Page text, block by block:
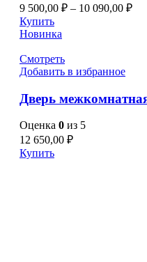
9 500,00 ₽ – 10 090,00 ₽
Купить
Новинка
Смотреть
Добавить в избранное
Дверь
Оценка 0 из 5
12 650,00 ₽
Купить